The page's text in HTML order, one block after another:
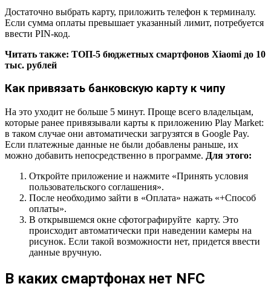
Достаточно выбрать карту, приложить телефон к терминалу.
Если сумма оплаты превышает указанный лимит, потребуется
ввести PIN-код.
Читать также: ТОП-5 бюджетных смартфонов Xiaomi до 10
тыс. рублей
Как привязать банковскую карту к чипу
На это уходит не больше 5 минут. Проще всего владельцам,
которые ранее привязывали карты к приложению Play Market:
в таком случае они автоматически загрузятся в Google Pay.
Если платежные данные не были добавлены раньше, их
можно добавить непосредственно в программе. Для этого:
Откройте приложение и нажмите «Принять условия
пользовательского соглашения».
После необходимо зайти в «Оплата» нажать «+Способ
оплаты».
В открывшемся окне сфотографируйте карту. Это
происходит автоматически при наведении камеры на
рисунок. Если такой возможности нет, придется ввести
данные вручную.
В каких смартфонах нет NFC